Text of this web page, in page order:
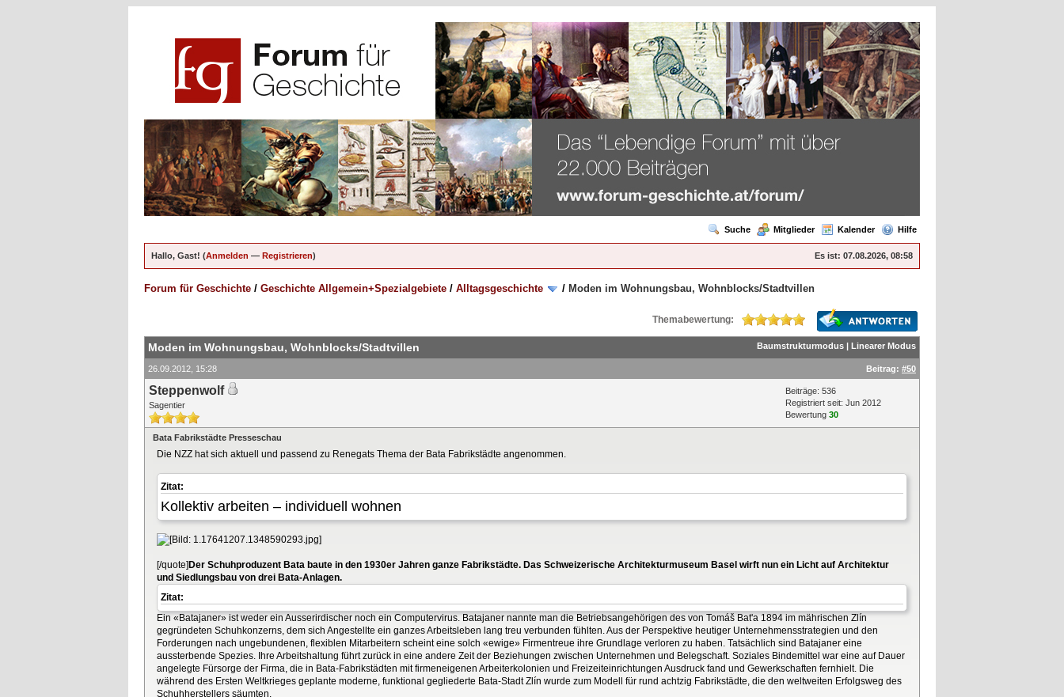
Suche Mitglieder Kalender Hilfe
Es ist: 07.08.2026, 08:58
Hallo, Gast! (Anmelden — Registrieren)
Forum für Geschichte / Geschichte Allgemein+Spezialgebiete / Alltagsgeschichte / Moden im Wohnungsbau, Wohnblocks/Stadtvillen
Themabewertung:
Baumstrukturmodus | Linearer Modus
Moden im Wohnungsbau, Wohnblocks/Stadtvillen
26.09.2012, 15:28 Beitrag: #50
Steppenwolf
Sagentier
Beiträge: 536
Registriert seit: Jun 2012
Bewertung 30
Bata Fabrikstädte Presseschau
Die NZZ hat sich aktuell und passend zu Renegats Thema der Bata Fabrikstädte angenommen.
Zitat:
Kollektiv arbeiten – individuell wohnen
[/quote] Der Schuhproduzent Bata baute in den 1930er Jahren ganze Fabrikstädte. Das Schweizerische Architekturmuseum Basel wirft nun ein Licht auf Architektur
und Siedlungsbau von drei Bata-Anlagen.
Zitat:
Ein «Batajaner» ist weder ein Ausserirdischer noch ein Computervirus. Batajaner nannte man die Betriebsangehörigen des von Tomáš Bat'a 1894 im mährischen Zlín
gegründeten Schuhkonzerns, dem sich Angestellte ein ganzes Arbeitsleben lang treu verbunden fühlten. Aus der Perspektive heutiger Unternehmensstrategien und den
Forderungen nach ungebundenen, flexiblen Mitarbeitern scheint eine solch «ewige» Firmentreue ihre Grundlage verloren zu haben. Tatsächlich sind Batajaner eine
aussterbende Spezies. Ihre Arbeitshaltung führt zurück in eine andere Zeit der Beziehungen zwischen Unternehmen und Belegschaft. Soziales Bindemittel war eine auf Dauer
angelegte Fürsorge der Firma, die in Bata-Fabrikstädten mit firmeneigenen Arbeiterkolonien und Freizeiteinrichtungen Ausdruck fand und Gewerkschaften fernhielt. Die
während des Ersten Weltkrieges geplante moderne, funktional gegliederte Bata-Stadt Zlín wurde zum Modell für rund achtzig Fabrikstädte, die den weltweiten Erfolgsweg des
Schuhherstellers säumten.